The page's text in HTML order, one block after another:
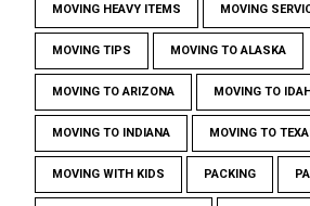
MOVING HEAVY ITEMS MOVING
MOVING TIPS MOVING TO ALASKA
MOVING TO ARIZONA MOVING TO
MOVING TO INDIANA MOVING TO
MOVING WITH KIDS PACKING